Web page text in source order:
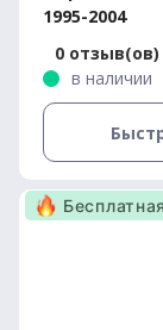
1995-2004
0 отзыв(ов)
в наличии